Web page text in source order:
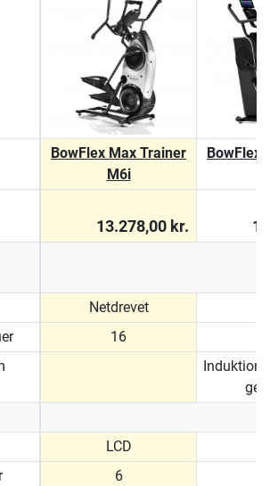
BowFlex Max Trainer
M6i
BowFlex
13.278,00 kr.
Netdrevet
16
LCD
6